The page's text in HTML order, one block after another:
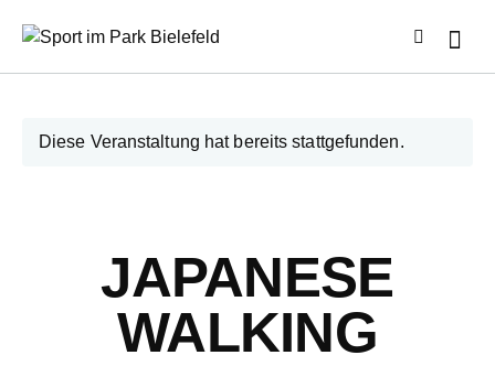
Diese Veranstaltung hat bereits stattgefunden.
JAPANESE
WALKING